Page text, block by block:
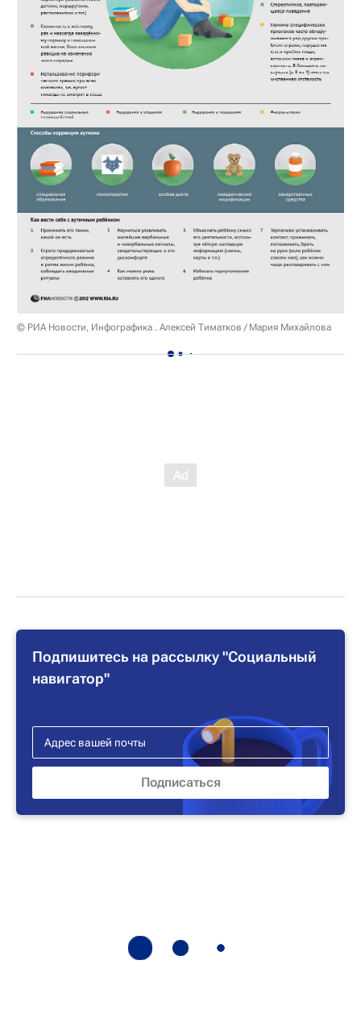
© РИА Новости, Инфографика . Алексей Тиматков / Мария Михайлова
Подпишитесь на рассылку "Социальный
навигатор"